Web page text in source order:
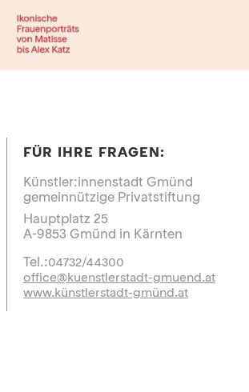
FÜR IHRE FRAGEN:
Künstler:innenstadt Gmünd
gemeinnützige Privatstiftung
Hauptplatz 25
A-9853 Gmünd in Kärnten
Tel.:04732/44300
office@kuenstlerstadt-gmuend.at
www.künstlerstadt-gmünd.at